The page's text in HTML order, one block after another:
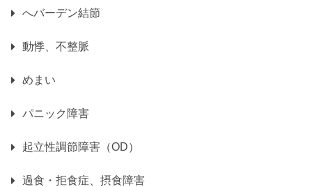
へバーデン結節
動悸、不整脈
めまい
パニック障害
起立性調節障害（OD）
過食・拒食症、摂食障害